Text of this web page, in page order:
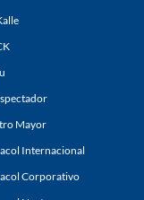
Mayor
Internacional
Corporativo